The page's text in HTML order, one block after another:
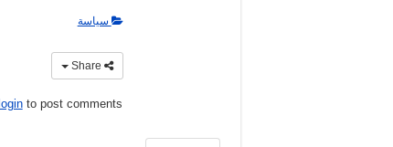
سياسة
loginto post comments